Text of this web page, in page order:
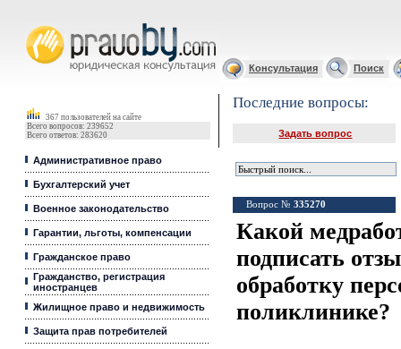
Консультация Поиск
367 пользователей на сайте
Всего вопросов: 239652
Всего ответов: 283620
Административное право
Бухгалтерский учет
Военное законодательство
Гарантии, льготы, компенсации
Гражданское право
Гражданство, регистрация
иностранцев
Жилищное право и недвижимость
Защита прав потребителей
Последние вопросы:
Задать вопрос
Вопрос № 335270
Какой
подписать
обработку
поликлинике?